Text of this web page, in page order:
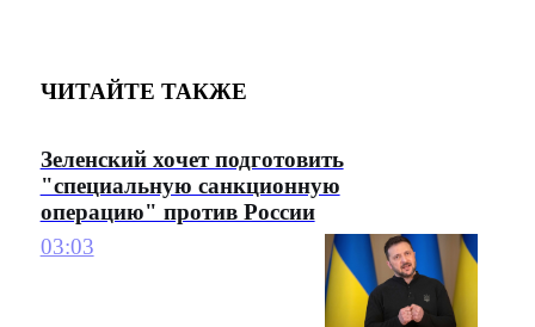
ЧИТАЙТЕ ТАКЖЕ
Зеленский хочет подготовить
"специальную санкционную
операцию" против России
03:03